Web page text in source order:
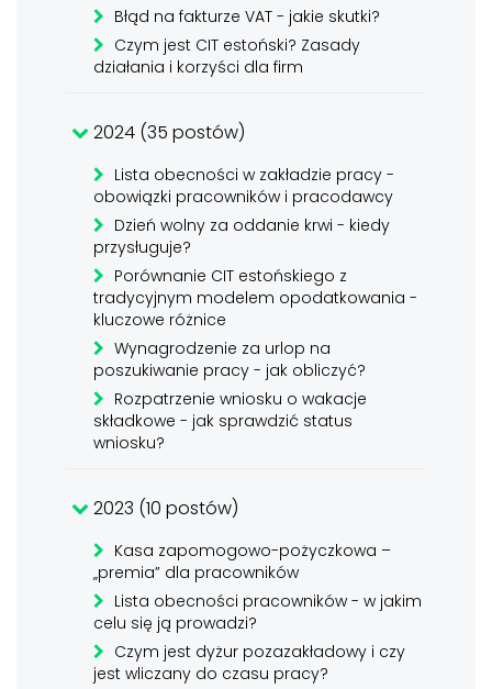
Błąd na fakturze VAT - jakie skutki?
Czym jest CIT estoński? Zasady
działania i korzyści dla firm
2024 (35 postów)
Lista obecności w zakładzie pracy -
obowiązki pracowników i pracodawcy
Dzień wolny za oddanie krwi - kiedy
przysługuje?
Porównanie CIT estońskiego z
tradycyjnym modelem opodatkowania -
kluczowe różnice
Wynagrodzenie za urlop na
poszukiwanie pracy - jak obliczyć?
Rozpatrzenie wniosku o wakacje
składkowe - jak sprawdzić status
wniosku?
2023 (10 postów)
Kasa zapomogowo-pożyczkowa –
„premia” dla pracowników
Lista obecności pracowników - w jakim
celu się ją prowadzi?
Czym jest dyżur pozazakładowy i czy
jest wliczany do czasu pracy?